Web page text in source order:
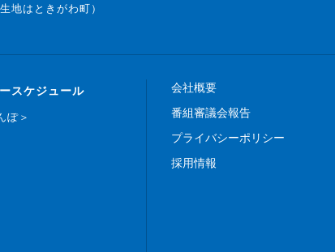
地はときがわ町）
スケジュール
ぽ＞
会社概要
番組審議会報告
プライバシーポリシー
採用情報